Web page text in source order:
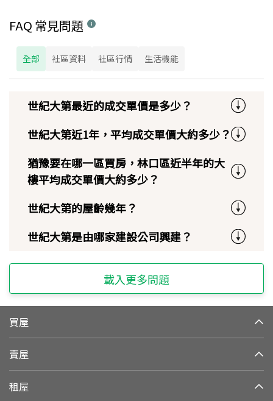
FAQ 常見問題
全部 社區資料 社區行情 生活機能
世紀大第最近的成交單價是多少？
世紀大第近1年，平均成交單價大約多少？
猶豫要在哪一區買房，林口區近半年的大
樓平均成交單價大約多少？
世紀大第的屋齡幾年？
世紀大第是由哪家建設公司興建？
載入更多問題
買屋
賣屋
租屋